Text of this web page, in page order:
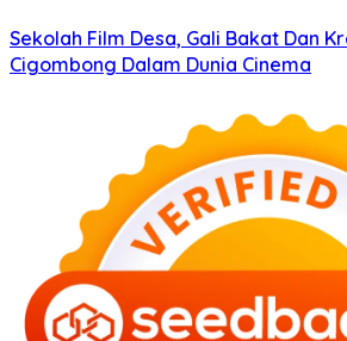
Sekolah Film Desa, Gali Bakat Dan
Cigombong Dalam Dunia Cinema